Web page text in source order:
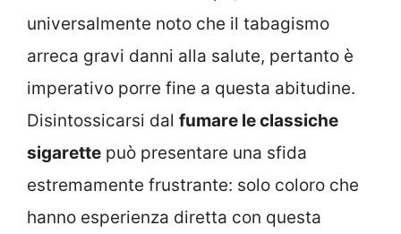
universalmente noto che il tabagismo
arreca gravi danni alla salute, pertanto è
imperativo porre fine a questa abitudine.
Disintossicarsi dal fumare le classiche
sigarette può presentare una sfida
estremamente frustrante: solo coloro che
hanno esperienza diretta con questa